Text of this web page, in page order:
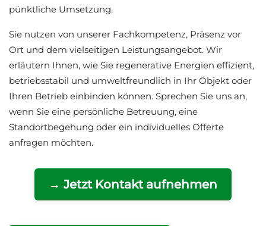
pünktliche Umsetzung.
Sie nutzen von unserer Fachkompetenz, Präsenz vor
Ort und dem vielseitigen Leistungsangebot. Wir
erläutern Ihnen, wie Sie regenerative Energien effizient,
betriebsstabil und umweltfreundlich in Ihr Objekt oder
Ihren Betrieb einbinden können. Sprechen Sie uns an,
wenn Sie eine persönliche Betreuung, eine
Standortbegehung oder ein individuelles Offerte
anfragen möchten.
→ Jetzt Kontakt aufnehmen